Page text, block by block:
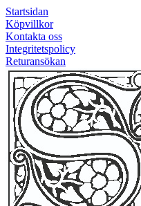
Startsidan
Köpvillkor
Kontakta oss
Integritetspolicy
Returansökan